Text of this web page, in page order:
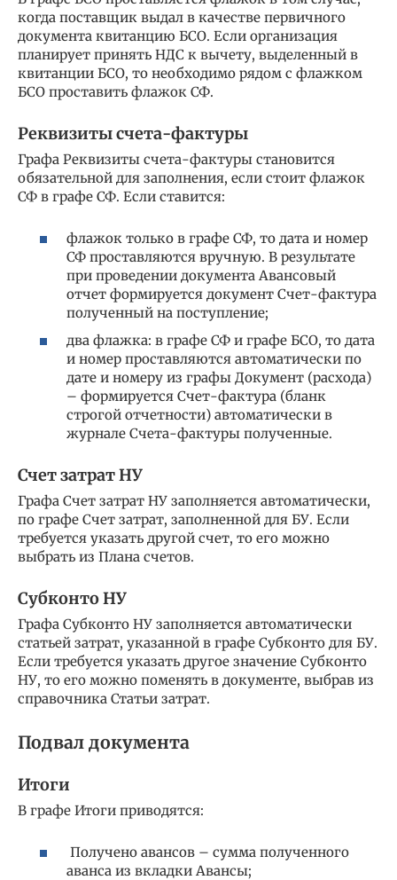
когда поставщик выдал в качестве первичного
документа квитанцию БСО. Если организация
планирует принять НДС к вычету, выделенный в
квитанции БСО, то необходимо рядом с флажком
БСО проставить флажок СФ.
Реквизиты счета-фактуры
Графа Реквизиты счета-фактуры становится
обязательной для заполнения, если стоит флажок
СФ в графе СФ. Если ставится:
флажок только в графе СФ, то дата и номер
СФ проставляются вручную. В результате
при проведении документа Авансовый
отчет формируется документ Счет-фактура
полученный на поступление;
два флажка: в графе СФ и графе БСО, то дата
и номер проставляются автоматически по
дате и номеру из графы Документ (расхода)
– формируется Счет-фактура (бланк
строгой отчетности) автоматически в
журнале Счета-фактуры полученные.
Счет затрат НУ
Графа Счет затрат НУ заполняется автоматически,
по графе Счет затрат, заполненной для БУ. Если
требуется указать другой счет, то его можно
выбрать из Плана счетов.
Субконто НУ
Графа Субконто НУ заполняется автоматически
статьей затрат, указанной в графе Субконто для БУ.
Если требуется указать другое значение Субконто
НУ, то его можно поменять в документе, выбрав из
справочника Статьи затрат.
Подвал документа
Итоги
В графе Итоги приводятся:
Получено авансов – сумма полученного
аванса из вкладки Авансы;